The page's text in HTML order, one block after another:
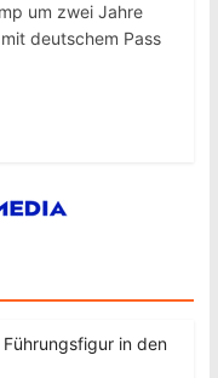
um zwei Jahre
deutschem Pass
in den